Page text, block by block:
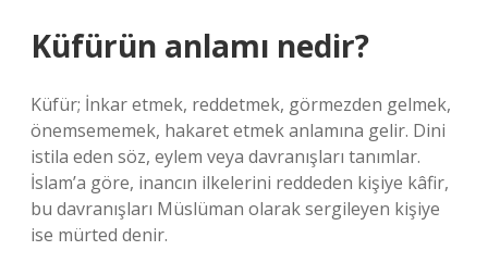
Küfürün anlamı nedir?
Küfür; İnkar etmek, reddetmek, görmezden gelmek,
önemsememek, hakaret etmek anlamına gelir. Dini
istila eden söz, eylem veya davranışları tanımlar.
İslam’a göre, inancın ilkelerini reddeden kişiye kâfir,
bu davranışları Müslüman olarak sergileyen kişiye
ise mürted denir.